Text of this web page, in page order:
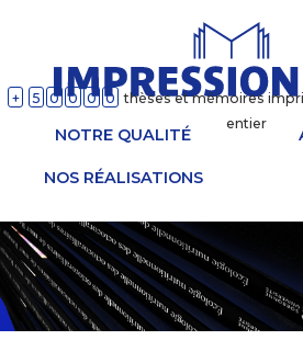
+ 5 0 0 0 0 thèses et mémoires
entier
NOTRE QUALITÉ
NOS RÉALISATIONS